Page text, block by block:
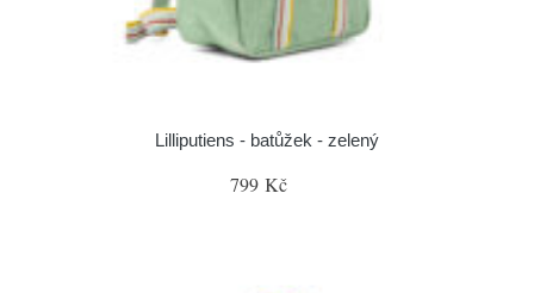
Lilliputiens - batůžek - zelený
799 Kč